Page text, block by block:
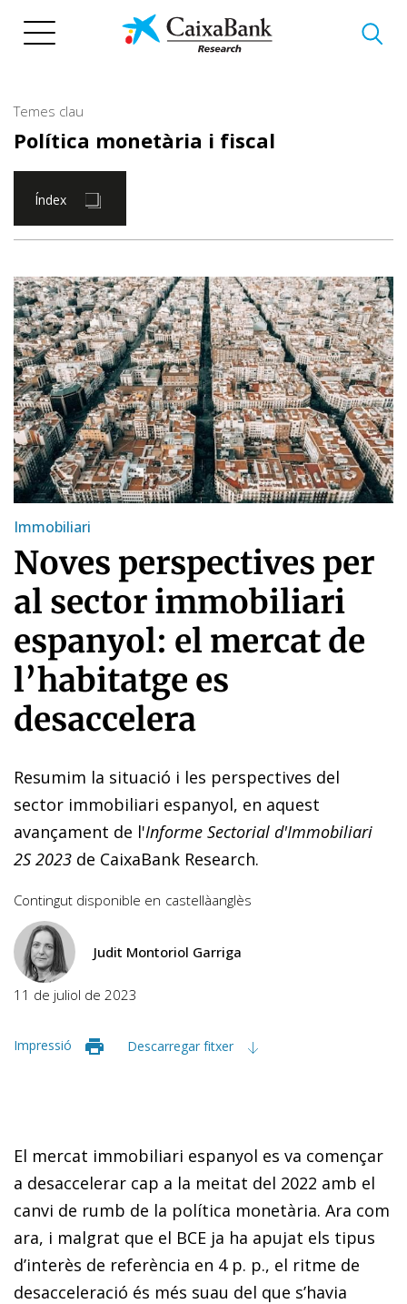
Temes clau
Política monetària i fiscal
Índex
Immobiliari
Noves perspectives per
al sector immobiliari
espanyol: el mercat de
l’habitatge es
desaccelera
Resumim la situació i les perspectives del
sector immobiliari espanyol, en aquest
avançament de l'Informe Sectorial d'Immobiliari
2S 2023 de CaixaBank Research.
Contingut disponible en castellàanglès
Judit Montoriol Garriga
11 de juliol de 2023
Impressió Descarregar fitxer
El mercat immobiliari espanyol es va començar
a desaccelerar cap a la meitat del 2022 amb el
canvi de rumb de la política monetària. Ara com
ara, i malgrat que el BCE ja ha apujat els tipus
d’interès de referència en 4 p. p., el ritme de
desacceleració és més suau del que s’havia